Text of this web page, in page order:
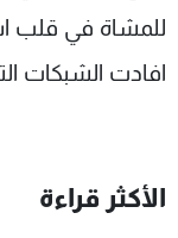
للمشاة في قلب
افادت الشبكات
الأكثر قراءة